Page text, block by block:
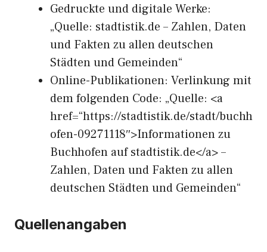
Gedruckte und digitale Werke:
„Quelle: stadtistik.de – Zahlen, Daten
und Fakten zu allen deutschen
Städten und Gemeinden“
Online-Publikationen: Verlinkung mit
dem folgenden Code: „Quelle: <a
href=“https://stadtistik.de/stadt/buchh
ofen-09271118″>Informationen zu
Buchhofen auf stadtistik.de</a> –
Zahlen, Daten und Fakten zu allen
deutschen Städten und Gemeinden“
Quellenangaben